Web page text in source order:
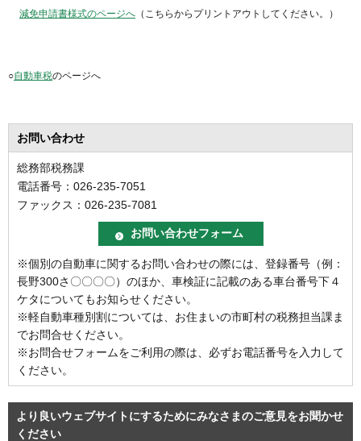
減免申請書様式のページへ （こちらからプリントアウトしてください。）
○自動車税のページへ
お問い合わせ
総務部税務課
電話番号：026-235-7051
ファックス：026-235-7081
※個別の自動車に関するお問い合わせの際には、登録番号（例：
長野300さ〇〇〇〇）のほか、車検証に記載のある車台番号下４
ケタについてもお知らせください。
※軽自動車種別割については、お住まいの市町村の税務担当課ま
でお問合せください。
※お問合せフォームをご利用の際は、必ずお電話番号を入力して
ください。
より良いウェブサイトにするためにみなさまのご意見をお聞かせ
ください